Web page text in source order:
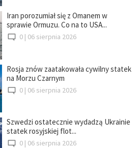
Iran porozumiał się z Omanem w
sprawie Ormuzu. Co na to USA...
0 | 06 sierpnia 2026
Rosja znów zaatakowała cywilny statek
na Morzu Czarnym
0 | 06 sierpnia 2026
Szwedzi ostatecznie wydadzą Ukrainie
statek rosyjskiej flot...
0 | 06 sierpnia 2026